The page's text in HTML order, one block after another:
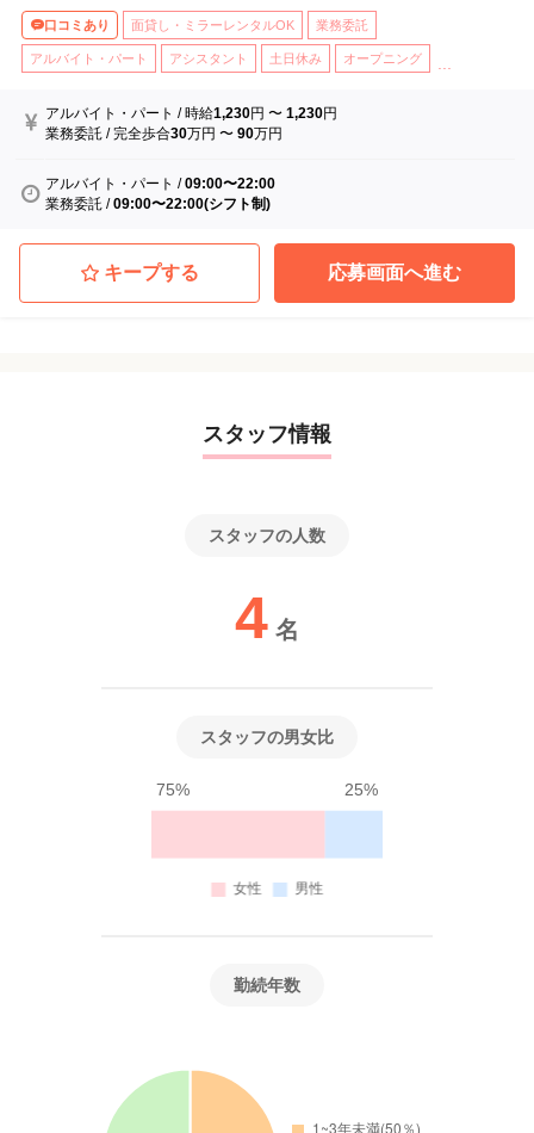
口コミあり 面貸し・ミラーレンタルOK 業務委託
アルバイト・パート アシスタント 土日休み オープニング
アルバイト・パート /時給1,230円 〜1,230円
業務委託 /完全歩合30万円 〜90万円
アルバイト・パート /09:00〜22:00
業務委託 /09:00〜22:00(シフト制)
キープする 応募画面へ進む
スタッフ情報
スタッフの人数
4 名
スタッフの男女比
75% 25%
勤続年数